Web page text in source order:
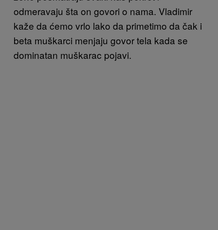
odmeravaju šta on govori o nama. Vladimir
kaže da ćemo vrlo lako da primetimo da čak i
beta muškarci menjaju govor tela kada se
dominatan muškarac pojavi.